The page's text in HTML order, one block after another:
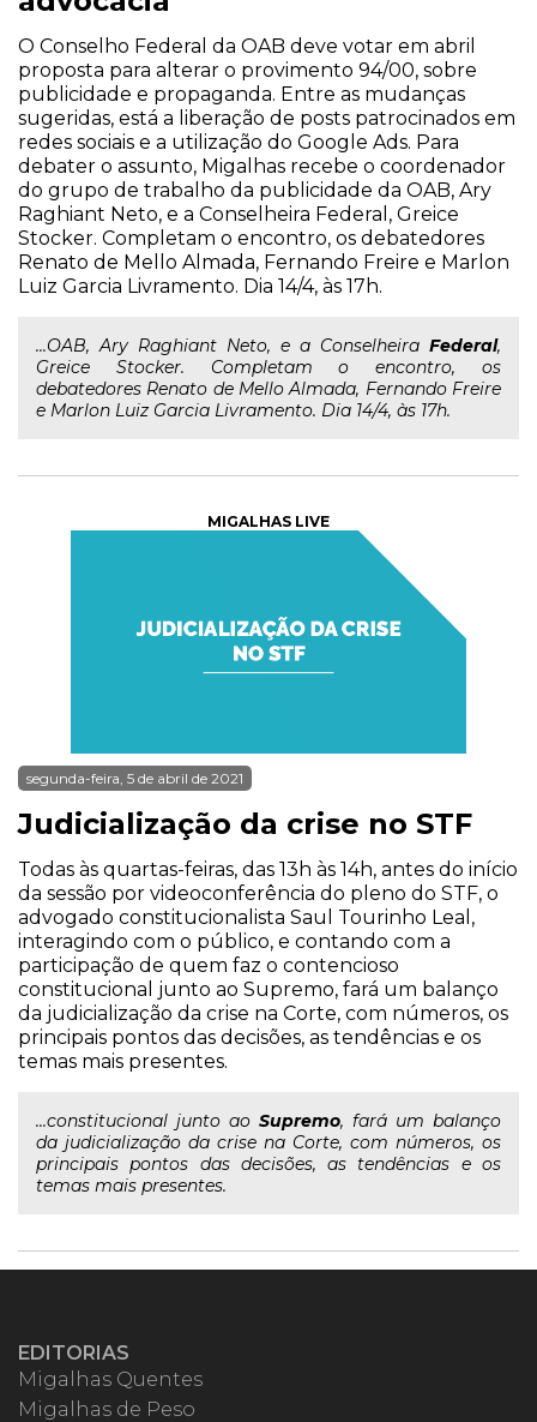
O Conselho Federal da OAB deve votar em abril
proposta para alterar o provimento 94/00, sobre
publicidade e propaganda. Entre as mudanças
sugeridas, está a liberação de posts patrocinados em
redes sociais e a utilização do Google Ads. Para
debater o assunto, Migalhas recebe o coordenador
do grupo de trabalho da publicidade da OAB, Ary
Raghiant Neto, e a Conselheira Federal, Greice
Stocker. Completam o encontro, os debatedores
Renato de Mello Almada, Fernando Freire e Marlon
Luiz Garcia Livramento. Dia 14/4, às 17h.
...OAB, Ary Raghiant Neto, e a Conselheira Federal,
Greice Stocker. Completam o encontro, os
debatedores Renato de Mello Almada, Fernando Freire
e Marlon Luiz Garcia Livramento. Dia 14/4, às 17h.
MIGALHAS LIVE
segunda-feira, 5 de abril de 2021
Judicialização da crise no STF
Todas às quartas-feiras, das 13h às 14h, antes do início
da sessão por videoconferência do pleno do STF, o
advogado constitucionalista Saul Tourinho Leal,
interagindo com o público, e contando com a
participação de quem faz o contencioso
constitucional junto ao Supremo, fará um balanço
da judicialização da crise na Corte, com números, os
principais pontos das decisões, as tendências e os
temas mais presentes.
...constitucional junto ao Supremo, fará um balanço
da judicialização da crise na Corte, com números, os
principais pontos das decisões, as tendências e os
temas mais presentes.
EDITORIAS
Migalhas Quentes
Migalhas de Peso